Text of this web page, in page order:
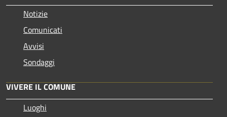
Notizie
Comunicati
Avvisi
Sondaggi
VIVERE IL COMUNE
Luoghi